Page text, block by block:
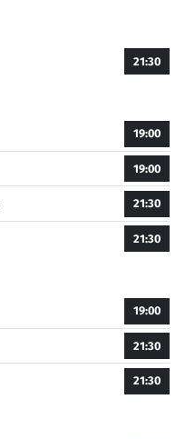
21:30
19:00
19:00
21:30
21:30
19:00
21:30
21:30